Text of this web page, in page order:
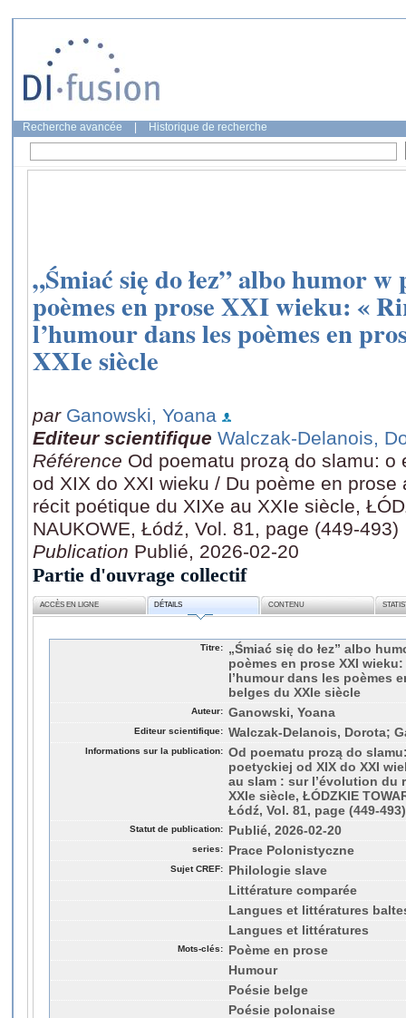
Recherche avancée Historique de recherche
„Śmiać się do łez” albo humor
poèmes en prose XXI wieku: «
l’humour dans les poèmes en
XXIe siècle
par Ganowski, Yoana
Editeur scientifique Walczak-Delanois,
Référence Od poematu prozą do slamu:
od XIX do XXI wieku / Du poème en prose
récit poétique du XIXe au XXIe siècle,
NAUKOWE, Łódź, Vol. 81, page (449-493)
Publication Publié, 2026-02-20
Partie d'ouvrage collectif
ACCÈS EN LIGNE DÉTAILS CONTENU
Titre:
„Śmiać się do łez” albo
poèmes en prose XXI
l’humour dans les poèmes
belges du XXIe siècle
Auteur: Ganowski, Yoana
Editeur scientifique: Walczak-Delanois, Dorota;
Informations sur la publication: Od poematu prozą do
poetyckiej od XIX do XXI
au slam : sur l’évolution du
XXIe siècle, ŁÓDZKIE
Łódź, Vol. 81, page (449-493)
Statut de publication: Publié, 2026-02-20
series: Prace Polonistyczne
Sujet CREF:
Philologie slave
Littérature comparée
Langues et littératures
Langues et littératures
Mots-clés:
Poème en prose
Humour
Poésie belge
Poésie polonaise